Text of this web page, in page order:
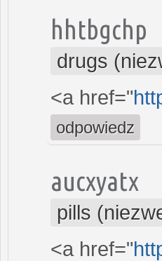
hhtbgchp
drugs
<a href="
odpowiedz
aucxyatx
pills
<a href="